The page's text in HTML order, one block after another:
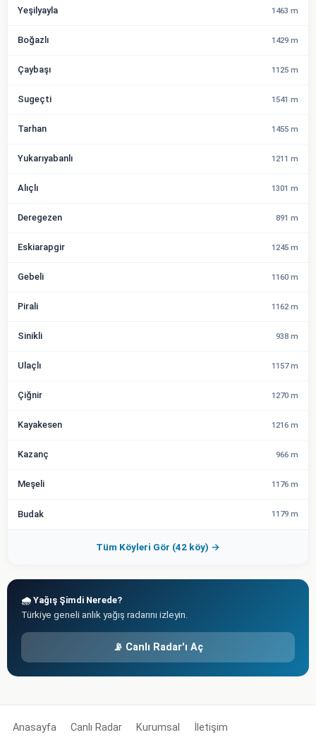
Yeşilyayla 1463 m
Boğazlı 1429 m
Çaybaşı 1125 m
Sugeçti 1541 m
Tarhan 1455 m
Yukarıyabanlı 1211 m
Alıçlı 1301 m
Deregezen 891 m
Eskiarapgir 1245 m
Gebeli 1160 m
Pirali 1162 m
Sinikli 938 m
Ulaçlı 1157 m
Çiğnir 1270 m
Kayakesen 1216 m
Kazanç 966 m
Meşeli 1176 m
Budak 1179 m
Tüm Köyleri Gör (42 köy) →
🌧️ Yağış Şimdi Nerede?
Türkiye geneli anlık yağış radarını izleyin.
📡 Canlı Radar'ı Aç
Anasayfa Canlı Radar Kurumsal İletişim